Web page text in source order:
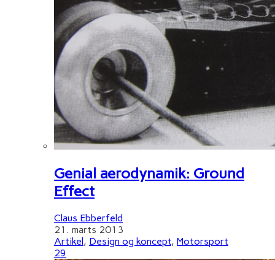
Genial aerodynamik: Ground
Effect
Claus Ebberfeld
21. marts 2013
Artikel, Design og koncept, Motorsport
29